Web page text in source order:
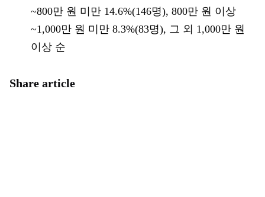
~800만 원 미만 14.6%(146명), 800만 원 이상
~1,000만 원 미만 8.3%(83명), 그 외 1,000만 원
이상 순
Share article